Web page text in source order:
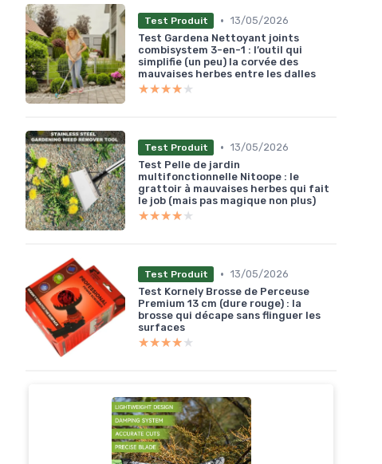
Test Produit • 13/05/2026
Test Gardena Nettoyant joints
combisystem 3-en-1 : l’outil qui
simplifie (un peu) la corvée des
mauvaises herbes entre les dalles
★★★★★
★★★★★
Test Produit • 13/05/2026
Test Pelle de jardin
multifonctionnelle Nitoope : le
grattoir à mauvaises herbes qui fait
le job (mais pas magique non plus)
★★★★★
★★★★★
Test Produit • 13/05/2026
Test Kornely Brosse de Perceuse
Premium 13 cm (dure rouge) : la
brosse qui décape sans flinguer les
surfaces
★★★★★
★★★★★